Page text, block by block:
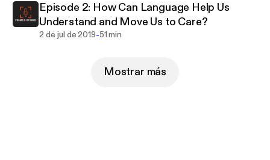
Episode 2: How Can Language Help Us
Understand and Move Us to Care?
2 de jul de 2019-51 min
Mostrar más